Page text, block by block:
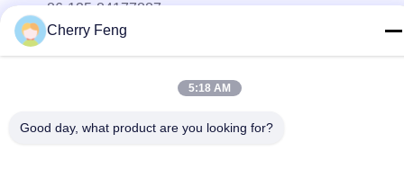
86-135-84177887
Cherry Feng
5:18 AM
Good day, what product are you looking for?